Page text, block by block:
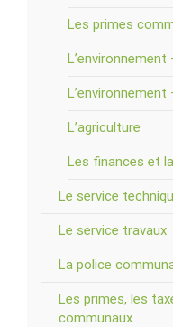
Les primes
L’environnement
L’agriculture
Les finances et
Le service
Le service travaux
La police
Les primes, les
communaux